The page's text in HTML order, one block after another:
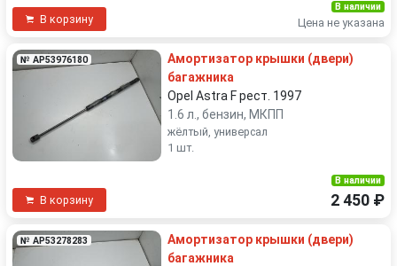
В корзину
В наличии
Цена не указана
№ AP53976180
Амортизатор крышки (двери)
багажника
Opel Astra F рест. 1997
1.6 л., бензин, МКПП
жёлтый, универсал
1 шт.
В корзину
В наличии
2 450 ₽
№ AP53278283
Амортизатор крышки (двери)
багажника